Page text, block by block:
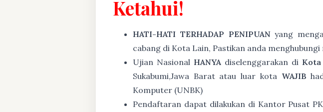
Ketahui!
HATI-HATI TERHADAP PENIPUANyang
cabang di Kota Lain, Pastikan anda
Ujian Nasional HANYA diselenggarakan di
Sukabumi,Jawa Barat atau luar kota WAJIB
Komputer (UNBK)
Pendaftaran dapat dilakukan di Kantor Pusat